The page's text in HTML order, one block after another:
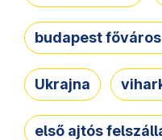
budapest
Ukrajna
első ajtós